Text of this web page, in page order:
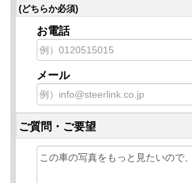
(どちらか必須)
お電話
メール
ご質問・ご要望